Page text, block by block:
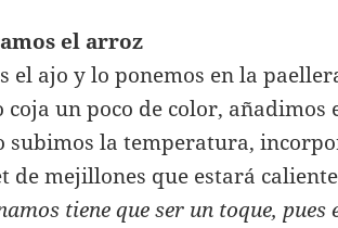
el arroz
el ajo y lo ponemos en la
coja un poco de color,
subimos la temperatura,
de mejillones que estará
tiene que ser un toque,